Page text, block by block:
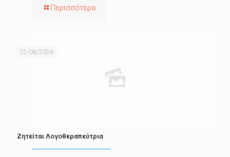
Περισσότερα
12/06/2024
Ζητείται Λογοθεραπεύτρια